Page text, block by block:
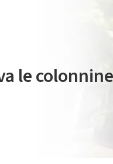
elettrica è gestito
le